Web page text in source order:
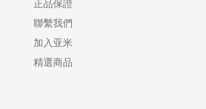
正品保證
聯繫我們
加入亚米
精選商品